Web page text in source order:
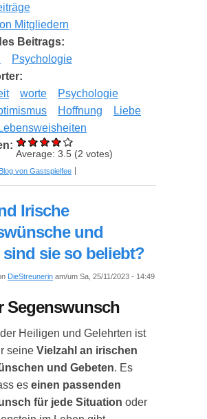
Mitgliedern
Beitrags:
Psychologie
worte
Psychologie
Hoffnung
Liebe
Lebensweisheiten
Average: 3.5 (2 votes)
Lass dich von der Magie der Worte
Blog von Gastspielfee
Irische
und
sie so beliebt?
DieStreunerin am/um Sa, 25/11/2023 - 14:49
Segenswunsch
Heiligen und Gelehrten ist
seine Vielzahl an irischen
und Gebeten. Es
es einen passenden
für jede Situation oder